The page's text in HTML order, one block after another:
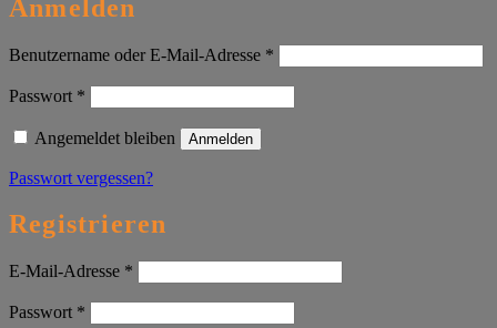
Anmelden
Benutzername oder E-Mail-Adresse *
Passwort *
Angemeldet bleiben Anmelden
Passwort vergessen?
Registrieren
E-Mail-Adresse *
Passwort *